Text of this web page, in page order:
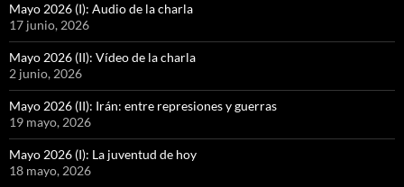
Mayo 2026 (I): Audio de la charla
17 junio, 2026
Mayo 2026 (II): Vídeo de la charla
2 junio, 2026
Mayo 2026 (II): Irán: entre represiones y guerras
19 mayo, 2026
Mayo 2026 (I): La juventud de hoy
18 mayo, 2026